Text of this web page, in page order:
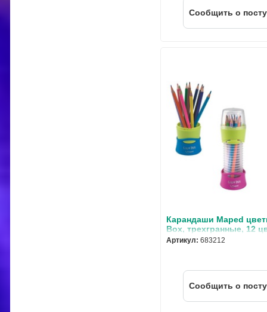
Cообщить о
Карандаши Maped
Box, трехгранные, 12
пластиковый кейс
Артикул: 683212
Cообщить о